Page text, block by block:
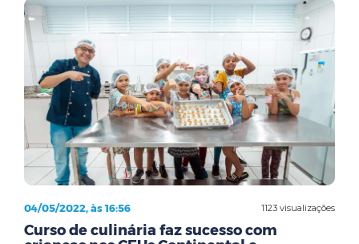
1123 visualizações
04/05/2022, às 16:56
Curso de culinária faz sucesso com